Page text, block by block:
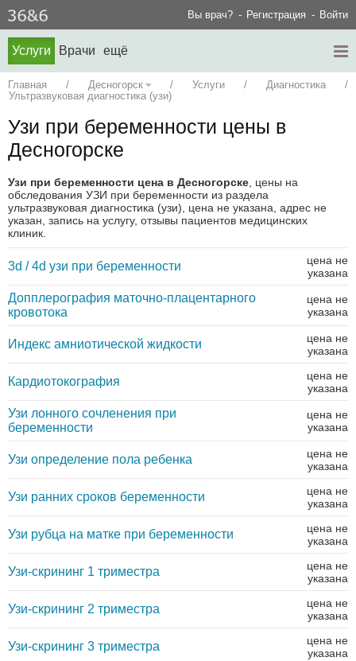
Вы врач? Регистрация Войти
Услуги Врачи ещё
Главная / Десногорск / Услуги / Диагностика
/
Ультразвуковая диагностика (узи)
Узи при беременности цены в
Десногорске
Узи при беременности цена в Десногорске, цены на
обследования УЗИ при беременности из раздела
ультразвуковая диагностика (узи), цена не указана, адрес не
указан, запись на услугу, отзывы пациентов медицинских
клиник.
3d / 4d узи при беременности
цена не
указана
Допплерография маточно-плацентарного
кровотока
цена не
указана
Индекс амниотической жидкости
цена не
указана
Кардиотокография
цена не
указана
Узи лонного сочленения при
беременности
цена не
указана
Узи определение пола ребенка
цена не
указана
Узи ранних сроков беременности
цена не
указана
Узи рубца на матке при беременности
цена не
указана
Узи-скрининг 1 триместра
цена не
указана
Узи-скрининг 2 триместра
цена не
указана
Узи-скрининг 3 триместра
цена не
указана